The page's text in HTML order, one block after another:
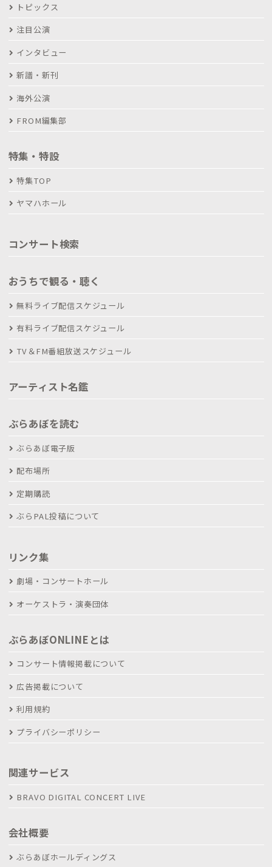
トピックス
注目公演
インタビュー
新譜・新刊
海外公演
FROM編集部
特集・特設
特集TOP
ヤマハホール
コンサート検索
おうちで観る・聴く
無料ライブ配信スケジュール
有料ライブ配信スケジュール
TV＆FM番組放送スケジュール
アーティスト名鑑
ぶらあぼを読む
ぶらあぼ電子版
配布場所
定期購読
ぶらPAL投稿について
リンク集
劇場・コンサートホール
オーケストラ・演奏団体
ぶらあぼONLINEとは
コンサート情報掲載について
広告掲載について
利用規約
プライバシーポリシー
関連サービス
BRAVO DIGITAL CONCERT LIVE
会社概要
ぶらあぼホールディングス